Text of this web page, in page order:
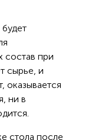
состав при
сырье, и
оказывается
ни в
стола после